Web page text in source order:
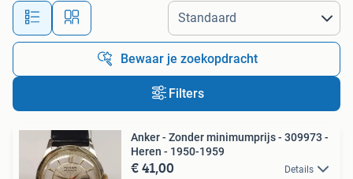
Alle afstanden…
Bewaar je zoekopdracht
Filters
Anker - Zonder minimumprijs - 309973 -
Heren - 1950-1959
€ 41,00 Details